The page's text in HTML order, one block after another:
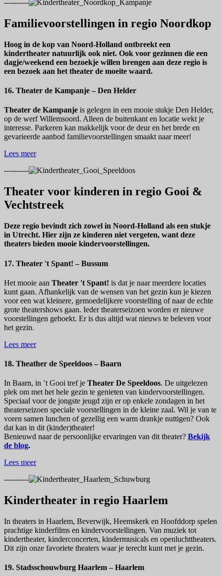
----------
Familievoorstellingen in regio Noordkop
Hoog in de kop van Noord-Holland ontbreekt een
kindertheater natuurlijk ook niet. Ook voor gezinnen die een
dagje/weekend een bezoekje willen brengen aan deze regio is
een bezoek aan het theater de moeite waard.
16. Theater de Kampanje – Den Helder
Theater de Kampanje is gelegen in een mooie stukje Den Helder,
op de werf Willemsoord. Alleen de buitenkant en locatie wekt je
interesse. Parkeren kan makkelijk voor de deur en het brede en
gevarieerde aanbod familievoorstellingen smaakt naar meer!
Lees meer
----------
Theater voor kinderen in regio Gooi &
Vechtstreek
Deze regio bevindt zich zowel in Noord-Holland als een stukje
in Utrecht. Hier zijn ze kinderen niet vergeten, want deze
theaters bieden mooie kindervoorstellingen.
17. Theater 't Spant! – Bussum
Het mooie aan Theater 't Spant! is dat je naar meerdere locaties
kunt gaan. Afhankelijk van de wensen van het gezin kun je kiezen
voor een wat kleinere, gemoedelijkere voorstelling of naar de echte
grote theatershows gaan. Ieder theaterseizoen worden er nieuwe
voorstellingen geboekt. Er is dus altijd wat nieuws te beleven voor
het gezin.
Lees meer
18. Theather de Speeldoos – Baarn
In Baarn, in ’t Gooi tref je Theater De Speeldoos. De uitgelezen
plek om met het hele gezin te genieten van kindervoorstellingen.
Speciaal voor de jongste jeugd zijn er op enkele zondagen in het
theaterseizoen speciale voorstellingen in de kleine zaal. Wil je van te
voren samen lunchen of gezellig een warm drankje nuttigen? Ook
dat kan in dit (kinder)theater!
Benieuwd naar de persoonlijke ervaringen van dit theater? Bekijk
de blog.
Lees meer
----------
Kindertheater in regio Haarlem
In theaters in Haarlem, Beverwijk, Heemskerk en Hoofddorp spelen
prachtige kinderfilms en kindervoorstellingen. Van muziek tot
kindertheater, kinderconcerten, kindermusicals en openluchttheaters.
Dit zijn onze favoriete theaters waar je terecht kunt met je gezin.
19. Stadsschouwburg Haarlem – Haarlem